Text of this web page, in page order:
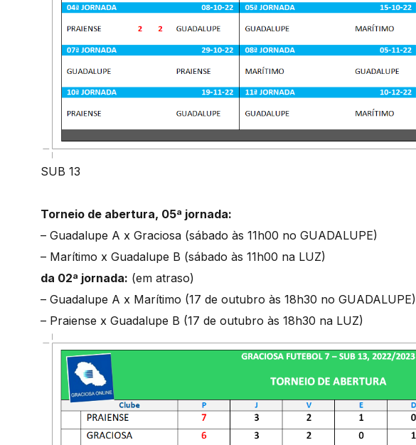
SUB 13
Torneio de abertura, 05ª jornada:
– Guadalupe A x Graciosa (sábado às 11h00 no GUADALUPE)
– Marítimo x Guadalupe B (sábado às 11h00 na LUZ)
da 02ª jornada: (em atraso)
– Guadalupe A x Marítimo (17 de outubro às 18h30 no GUADALUPE)
– Praiense x Guadalupe B (17 de outubro às 18h30 na LUZ)